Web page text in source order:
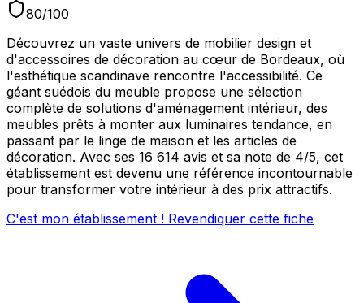
80/100
Découvrez un vaste univers de mobilier design et
d'accessoires de décoration au cœur de Bordeaux, où
l'esthétique scandinave rencontre l'accessibilité. Ce
géant suédois du meuble propose une sélection
complète de solutions d'aménagement intérieur, des
meubles prêts à monter aux luminaires tendance, en
passant par le linge de maison et les articles de
décoration. Avec ses 16 614 avis et sa note de 4/5, cet
établissement est devenu une référence incontournable
pour transformer votre intérieur à des prix attractifs.
C'est mon établissement ! Revendiquer cette fiche